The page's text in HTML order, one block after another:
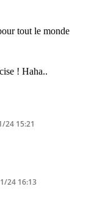
tout le monde
! Haha..
24 15:21
24 16:13